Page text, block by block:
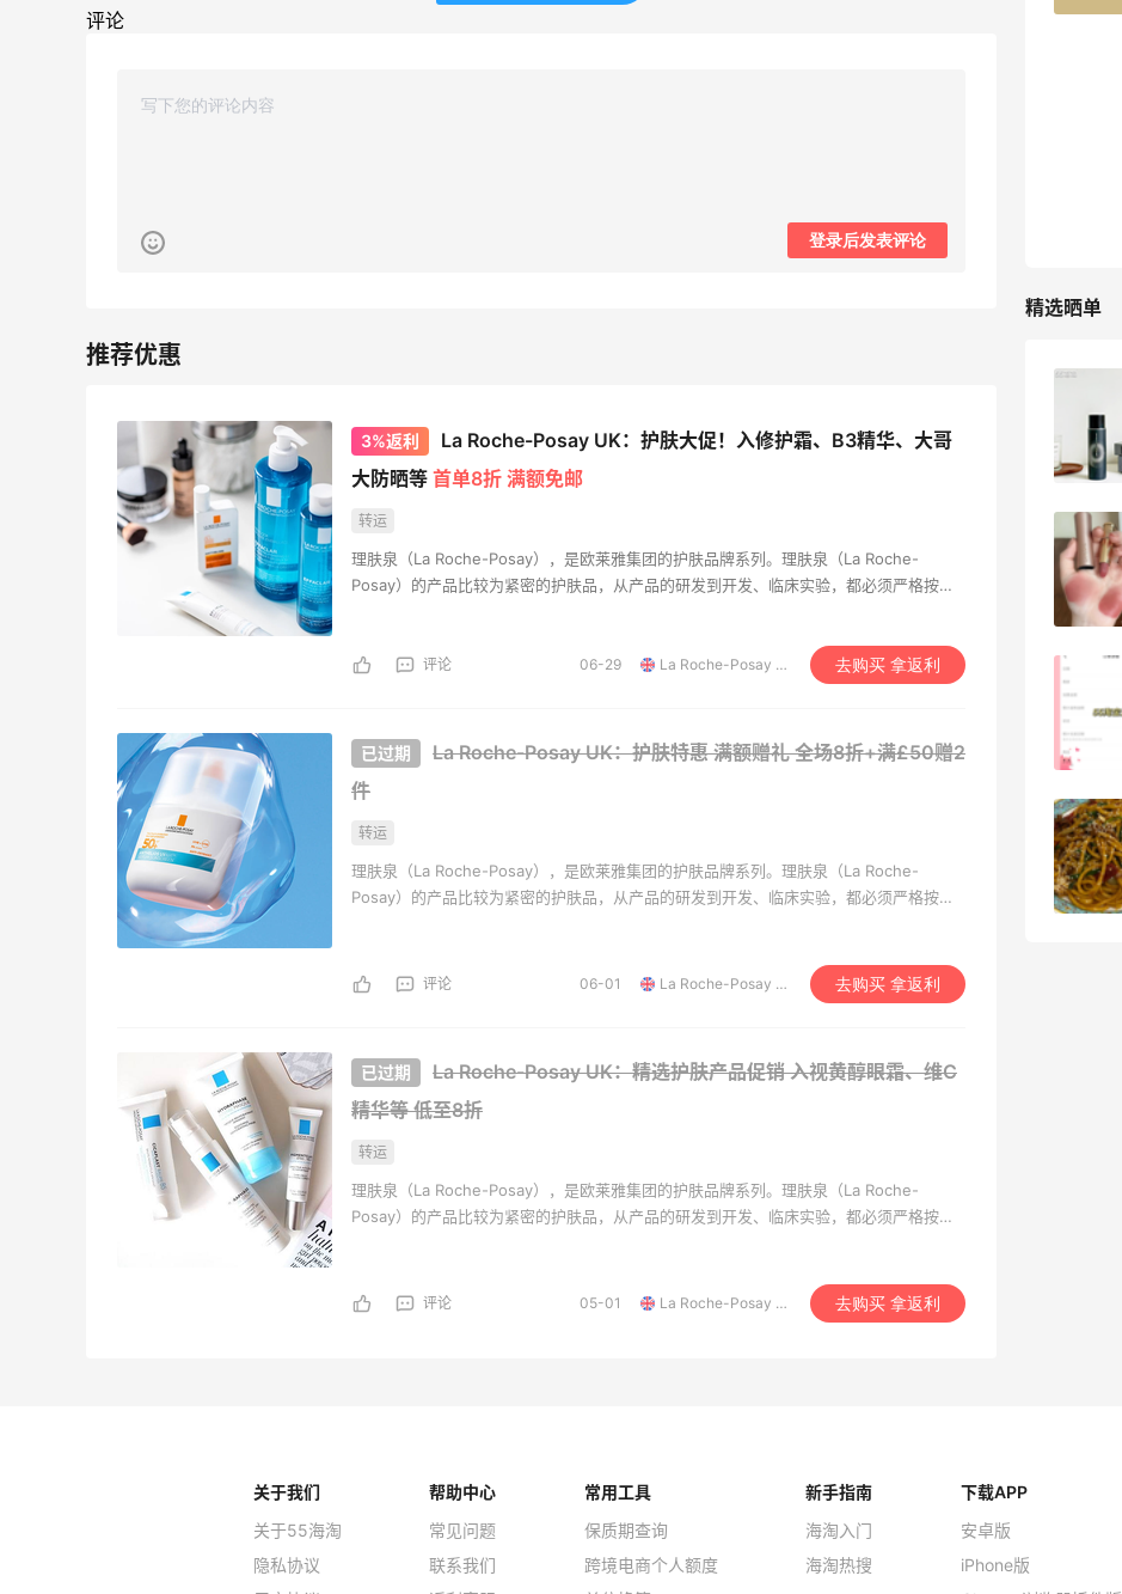
评论
登录后发表评论
3%返利
La Roche-Posay UK：护肤大促！入修护霜、B3精华、大哥
大防晒等 首单8折 满额免邮
转运
理肤泉（La Roche-Posay），是欧莱雅集团的护肤品牌系列。理肤泉（La Roche-
Posay）的产品比较为紧密的护肤品，从产品的研发到开发、临床实验，都必须严格按照
功效，以保证实事求是， 毫无夸张，产品的质量得到比较大保障。
评论 06-29 La Roche-Posay UK 去购买 拿返利
La Roche-Posay UK：护肤特惠 满额赠礼全场8折+满£50赠2
件
转运
理肤泉（La Roche-Posay），是欧莱雅集团的护肤品牌系列。理肤泉（La Roche-
Posay）的产品比较为紧密的护肤品，从产品的研发到开发、临床实验，都必须严格按照
功效，以保证实事求是， 毫无夸张，产品的质量得到比较大保障。
评论 06-01 La Roche-Posay UK 去购买 拿返利
La Roche-Posay UK：精选护肤产品促销 入视黄醇眼霜、维C
精华等低至8折
转运
理肤泉（La Roche-Posay），是欧莱雅集团的护肤品牌系列。理肤泉（La Roche-
Posay）的产品比较为紧密的护肤品，从产品的研发到开发、临床实验，都必须严格按照
功效，以保证实事求是， 毫无夸张，产品的质量得到比较大保障。
评论 05-01 La Roche-Posay UK 去购买 拿返利
282人获得返利
精选晒单
08月05日
FWRD黑五2026海淘奢侈品折扣力度大
吗？
08月05日
FWRD美网2026黑五海淘活动什么时候
08月05日 3
【黑五海淘攻略】Bobbi Brown黑五
2026海淘折扣预测！
08月05日 1
在线等！
淘宝买柏瑞美定妆喷雾跳55海淘！返利
08月05日
08月05日
关于我们
关于55海淘
隐私协议
帮助中心
常见问题
联系我们
常用工具
保质期查询
跨境电商个人额度
新手指南
海淘入门
海淘热搜
下载APP
安卓版
iPhone版